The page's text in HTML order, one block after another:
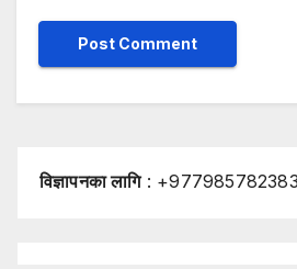
विज्ञापनका लागि: